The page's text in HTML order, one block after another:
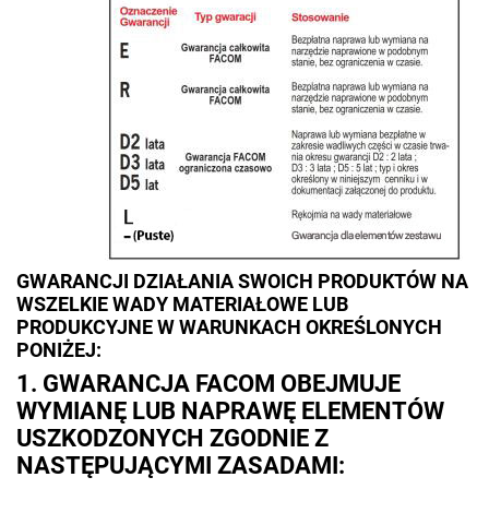
GWARANCJI DZIAŁANIA SWOICH PRODUKTÓW NA
WSZELKIE WADY MATERIAŁOWE LUB
PRODUKCYJNE W WARUNKACH OKREŚLONYCH
PONIŻEJ:
1. GWARANCJA FACOM OBEJMUJE
WYMIANĘ LUB NAPRAWĘ ELEMENTÓW
USZKODZONYCH ZGODNIE Z
NASTĘPUJĄCYMI ZASADAMI: